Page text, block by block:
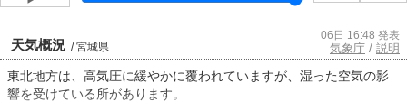
天気概況 / 宮城県
06日 16:48 発表
気象庁 / 説明
東北地方は、高気圧に緩やかに覆われていますが、湿った空気の影
響を受けている所があります。